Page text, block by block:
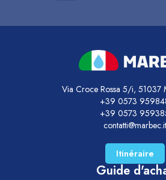
Via Croce Rossa 5/i, 51037
+39 0573
+39 0573
contatti@marbec.it
Itinéraire
Guide